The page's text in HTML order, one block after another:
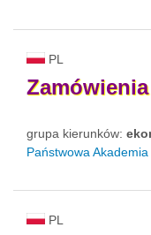
PL
Zamówienia
grupa kierunków:
Państwowa Akademia
PL